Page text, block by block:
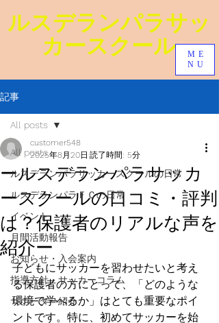
ME
NU
ルスデランパラ​サッ
カースクール
記事
All posts
ルスデランパラサッカースクールの日常
ルスデランパラＦＣの日常
イベント
月間活動報告
お知らせ・入会案内
指導方針・サッカーコラム
サポーター紹介
All posts
ールスデランパラサッカ
ースクールの口コミ・評判
は？保護者のリアルな声を
紹介ー
customer548
2025年8月20日 読了時間: 5分
子どもにサッカーを習わせたいと考え
る保護者の方にとって、「どのような
環境で学べるか」はとても重要なポイ
ントです。特に、初めてサッカーを始